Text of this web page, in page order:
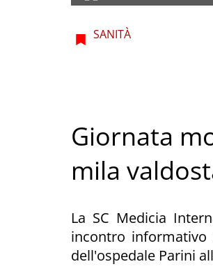
SANITÀ
Giornata
mila
La SC Medicia
incontro
dell'ospedale Parini